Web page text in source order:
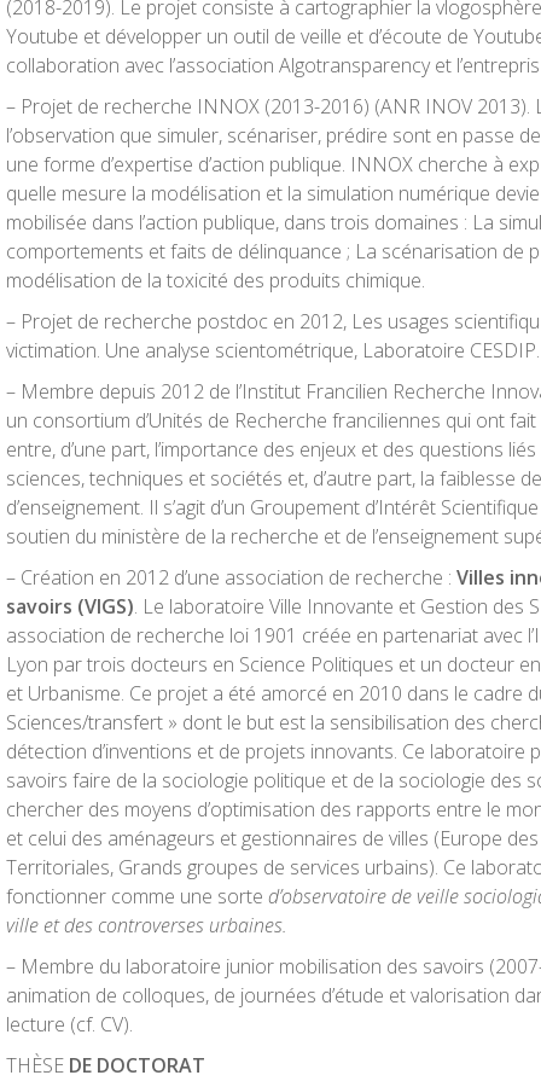
(2018-2019). Le projet consiste à cartographier la
Youtube et développer un outil de veille et d’écoute de
collaboration avec l’association Algotransparency et
– Projet de recherche INNOX (2013-2016) (ANR INOV 2013).
l’observation que simuler, scénariser, prédire sont en passe
une forme d’expertise d’action publique. INNOX cherche à
quelle mesure la modélisation et la simulation numérique
mobilisée dans l’action publique, dans trois domaines : La
comportements et faits de délinquance ; La scénarisation de
modélisation de la toxicité des produits chimique.
– Projet de recherche postdoc en 2012, Les usages
victimation. Une analyse scientométrique, Laboratoire CESDIP.
– Membre depuis 2012 de l’Institut Francilien Recherche
un consortium d’Unités de Recherche franciliennes qui ont
entre, d’une part, l’importance des enjeux et des questions
sciences, techniques et sociétés et, d’autre part, la faiblesse
d’enseignement. Il s’agit d’un Groupement d’Intérêt
soutien du ministère de la recherche et de l’enseignement
– Création en 2012 d’une association de recherche : Villes
savoirs (VIGS). Le laboratoire Ville Innovante et Gestion des
association de recherche loi 1901 créée en partenariat avec
Lyon par trois docteurs en Science Politiques et un docteur
et Urbanisme. Ce projet a été amorcé en 2010 dans le cadre
Sciences/transfert » dont le but est la sensibilisation des
détection d’inventions et de projets innovants. Ce laboratoire
savoirs faire de la sociologie politique et de la sociologie des
chercher des moyens d’optimisation des rapports entre le
et celui des aménageurs et gestionnaires de villes (Europe
Territoriales, Grands groupes de services urbains). Ce
fonctionner comme une sorte d’observatoire de veille
ville et des controverses urbaines.
– Membre du laboratoire junior mobilisation des savoirs
animation de colloques, de journées d’étude et valorisation
lecture (cf. CV).
THÈSE DE DOCTORAT